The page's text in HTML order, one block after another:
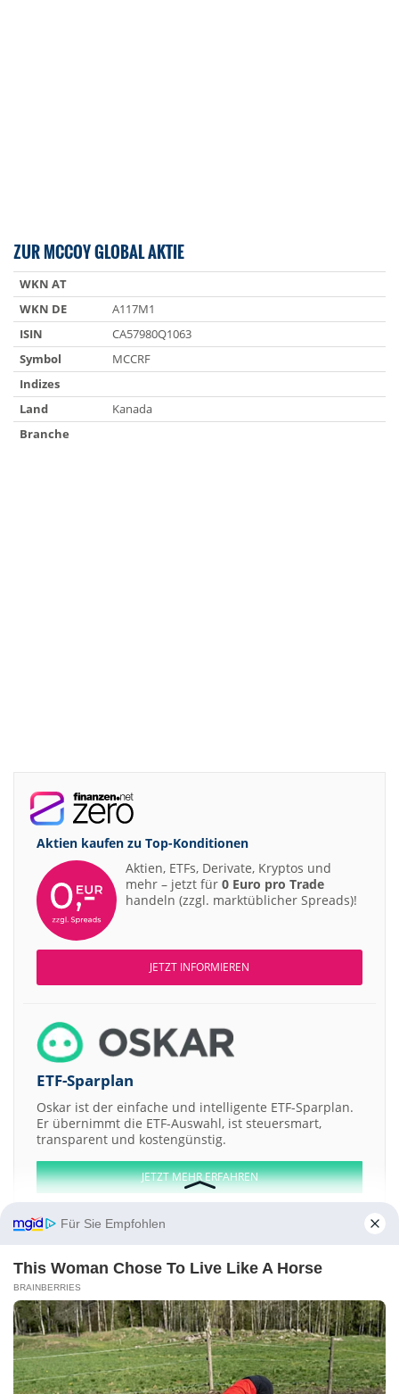
ZUR MCCOY GLOBAL AKTIE
WKN AT
WKN DE
A117M1
ISIN
CA57980Q1063
Symbol
MCCRF
Indizes
Land
Kanada
Branche
Aktien kaufen zu Top-Konditionen
Aktien, ETFs, Derivate, Kryptos und
mehr – jetzt für 0 Euro pro Trade
handeln (zzgl. marktüblicher Spreads)!
JETZT INFORMIEREN
ETF-Sparplan
Oskar ist der einfache und intelligente ETF-Sparplan.
Er übernimmt die ETF-Auswahl, ist steuersmart,
transparent und kostengünstig.
JETZT MEHR ERFAHREN
Aktien ATX
S&P 500
Weitere Aktien:
Tengri Resources Lans Holdings ALUMETAL JTH a Demand Media
Kontakt-Impressum-Werbung-Barrierefreiheit
Für Sie Empfohlen
This Woman Chose To Live Like A Horse
BRAINBERRIES